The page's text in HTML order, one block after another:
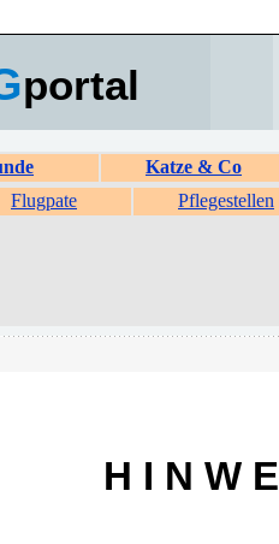
portal
Katze & Co
Flugpate Pflegestellen
H I N W